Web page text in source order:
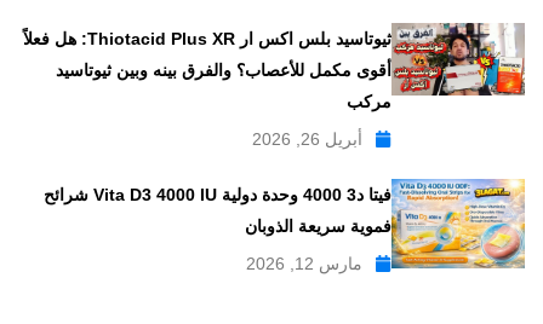
ثيوتاسيد بلس اكس ار Thiotacid Plus XR: هل فعلاً
أقوى مكمل للأعصاب؟ والفرق بينه وبين ثيوتاسيد
مركب
أبريل 26, 2026
فيتا د3 4000 وحدة دولية Vita D3 4000 IU شرائح
فموية سريعة الذوبان
مارس 12, 2026